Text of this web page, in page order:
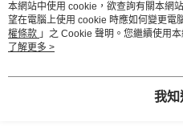
熱門標籤
本網站中使用 cookie，欲查詢有關本網
望在電腦上使用 cookie 時應如何變更電
權條款 」之 Cookie 聲明。您繼續使用
用條款之 Cookie 聲明使用 cookie。
了解更多 >
我知